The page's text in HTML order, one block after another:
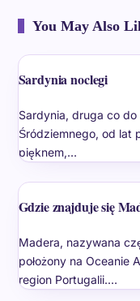
You May Also
Sardynia noclegi
Sardynia, druga co
Śródziemnego, od lat
pięknem,…
Gdzie znajduje się
Madera, nazywana
położony na Oceanie
region Portugalii.…